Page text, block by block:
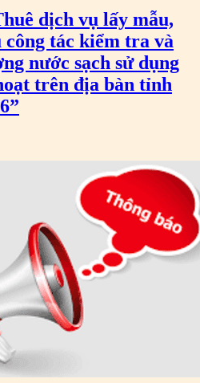
dịch vụ lấy mẫu,
công tác kiểm tra và
nước sạch sử dụng
trên địa bàn tỉnh